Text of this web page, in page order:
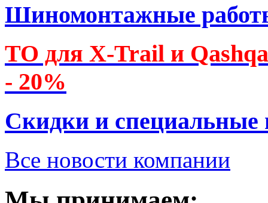
Шиномонтажные
ТО для X-Trail и
- 20%
Скидки и специальные
Все новости компании